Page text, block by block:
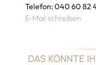
Telefon: 040 60 82
E-Mail schreiben
DAS KÖNNTE